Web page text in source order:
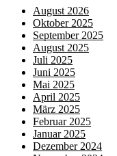
August 2026
Oktober 2025
September 2025
August 2025
Juli 2025
Juni 2025
Mai 2025
April 2025
März 2025
Februar 2025
Januar 2025
Dezember 2024